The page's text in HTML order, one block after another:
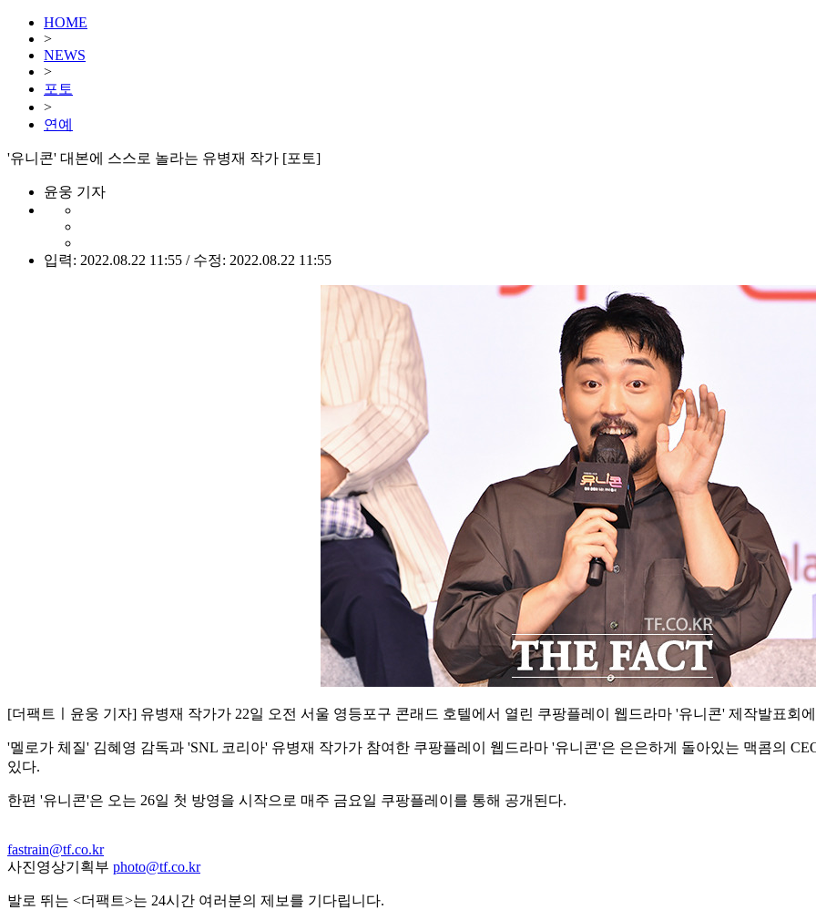
HOME
>
NEWS
>
포토
>
연예
'유니콘' 대본에 스스로 놀라는 유병재 작가 [포토]
윤웅 기자
입력: 2022.08.22 11:55 / 수정: 2022.08.22 11:55
[더팩트ㅣ윤웅 기자] 유병재 작가가 22일 오전 서울 영등포구 콘래드 호텔에서 열린 쿠팡플레이 웹드라마 '유니콘' 제작발표회
'멜로가 체질' 김혜영 감독과 'SNL 코리아' 유병재 작가가 참여한 쿠팡플레이 웹드라마 '유니콘'은 은은하게 돌아있는 맥콤의
있다.
한편 '유니콘'은 오는 26일 첫 방영을 시작으로 매주 금요일 쿠팡플레이를 통해 공개된다.
fastrain@tf.co.kr
사진영상기획부 photo@tf.co.kr
발로 뛰는 <더팩트>는 24시간 여러분의 제보를 기다립니다.